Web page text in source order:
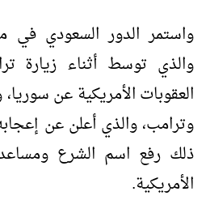
واستمر الدور السعودي في
والذي توسط أثناء زيارة
العقوبات الأمريكية عن
وترامب، والذي أعلن عن
ذلك رفع اسم الشرع
الأمريكية.